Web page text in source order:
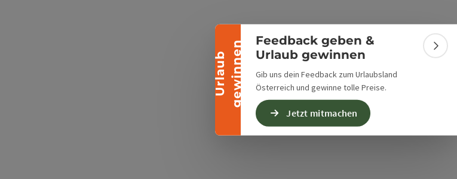
U
r
l
a
u
b
g
e
w
i
n
n
en
Feedback geben &
Urlaub gewinnen
Gib uns dein Feedback zum Urlaubsland
Österreich und gewinne tolle Preise.
Jetzt mitmachen